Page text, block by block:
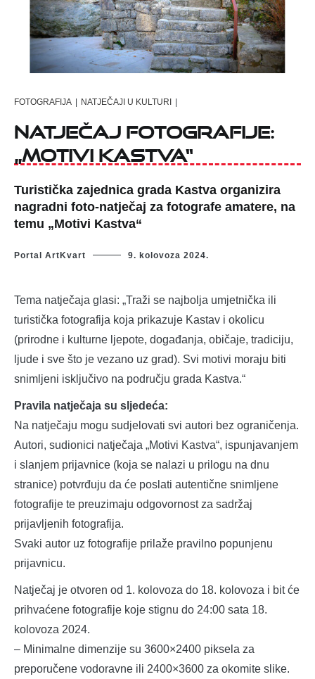
FOTOGRAFIJA | NATJEČAJI U KULTURI |
NATJEČAJ FOTOGRAFIJE:
„MOTIVI KASTVA“
Turistička zajednica grada Kastva organizira
nagradni foto-natječaj za fotografe amatere, na
temu „Motivi Kastva“
Portal ArtKvart 9. kolovoza 2024.
Tema natječaja glasi: „Traži se najbolja umjetnička ili
turistička fotografija koja prikazuje Kastav i okolicu
(prirodne i kulturne ljepote, događanja, običaje, tradiciju,
ljude i sve što je vezano uz grad). Svi motivi moraju biti
snimljeni isključivo na području grada Kastva.“
Pravila natječaja su sljedeća:
Na natječaju mogu sudjelovati svi autori bez ograničenja.
Autori, sudionici natječaja „Motivi Kastva“, ispunjavanjem
i slanjem prijavnice (koja se nalazi u prilogu na dnu
stranice) potvrđuju da će poslati autentične snimljene
fotografije te preuzimaju odgovornost za sadržaj
prijavljenih fotografija.
Svaki autor uz fotografije prilaže pravilno popunjenu
prijavnicu.
Natječaj je otvoren od 1. kolovoza do 18. kolovoza i bit će
prihvaćene fotografije koje stignu do 24:00 sata 18.
kolovoza 2024.
– Minimalne dimenzije su 3600×2400 piksela za
preporučene vodoravne ili 2400×3600 za okomite slike.